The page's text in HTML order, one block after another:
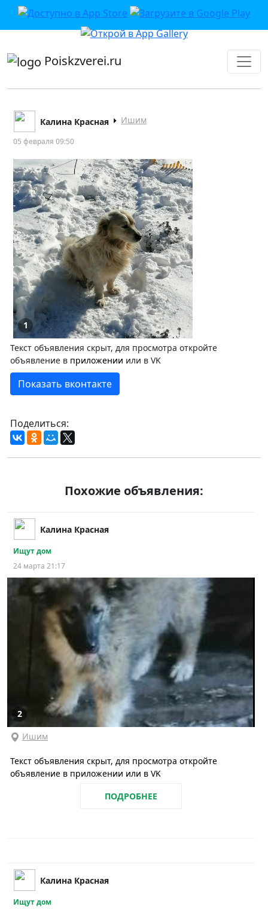
приложении или в VK">
Poiskzverei.ru
Калина Красная Ишим
05 февраля 09:50
1
Текст объявления скрыт, для просмотра откройте
объявление в приложении или в VK
Показать вконтакте
Поделиться:
Похожие объявления:
Калина Красная
Ищут дом
24 марта 21:17
2
Ишим
Текст объявления скрыт, для просмотра откройте
объявление в приложении или в VK
ПОДРОБНЕЕ
Калина Красная
Ищут дом